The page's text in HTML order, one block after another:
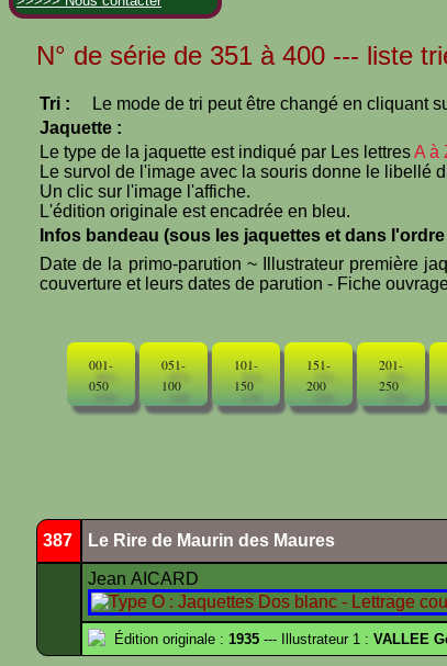
N° de série de 351 à 400 --- liste
Tri :
Le mode de tri peut être changé en cliquant
Jaquette :
Le type de la jaquette est indiqué par Les lettresA à
Le survol de l'image avec la souris donne le libellé
Un clic sur l'image l'affiche.
L'édition originale est encadrée en bleu.
Infos bandeau (sous les jaquettes et dans
Date de la primo-parution ~ Illustrateur première
couverture et leurs dates de parution - Fiche
001-
050
051-
100
101-
150
151-
200
201-
250
387 Le Rire de Maurin des Maures
Jean AICARD
Édition originale : 1935 --- Illustrateur 1 : VALLEE